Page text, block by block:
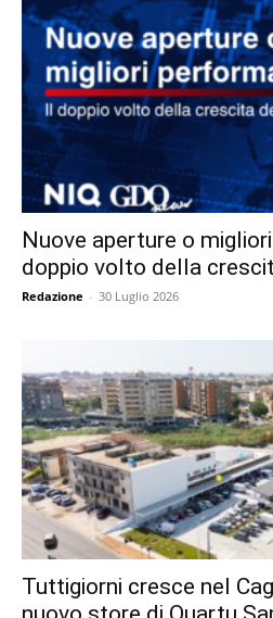
Nuove aperture o
doppio volto della
Redazione - 30 Luglio 2026
Tuttigiorni cresce nel